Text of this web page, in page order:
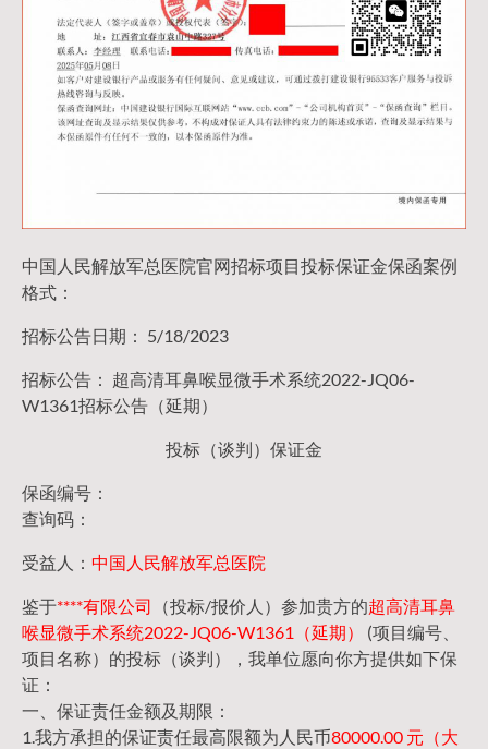
中国人民解放军总医院官网招标项目投标保证金保函案例
格式：
招标公告日期： 5/18/2023
招标公告： 超高清耳鼻喉显微手术系统2022-JQ06-
W1361招标公告（延期）
投标（谈判）保证金
保函编号：
查询码：
受益人： 中国人民解放军总医院
鉴于****有限公司 （投标/报价人）参加贵方的超高清耳鼻
喉显微手术系统2022-JQ06-W1361（延期）
(项目编号、
项目名称）的投标（谈判），我单位愿向你方提供如下保
证：
一、保证责任金额及期限：
1.我方承担的保证责任最高限额为人民币80000.00 元（大